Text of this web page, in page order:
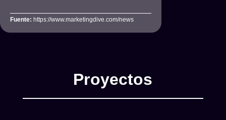
Fuente: https://www.marketingdive.com/news
Proyectos